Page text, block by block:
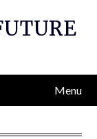
Menu